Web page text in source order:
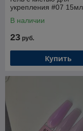
укрепления #07 15мл
В наличии
23 руб.
Купить